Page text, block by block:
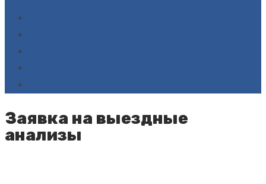
Заявка на выездные
анализы